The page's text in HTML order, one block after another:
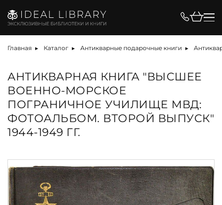
Главная Каталог Антикварные подарочные книги
АНТИКВАРНАЯ КНИГА "ВЫСШЕЕ
ВОЕННО-МОРСКОЕ
ПОГРАНИЧНОЕ УЧИЛИЩЕ МВД:
ФОТОАЛЬБОМ. ВТОРОЙ ВЫПУСК"
1944-1949 ГГ.